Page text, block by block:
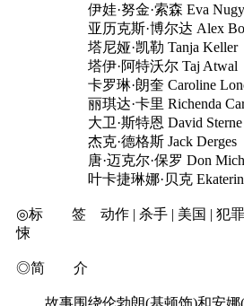
伊娃·努金·索森 Eva
亚历克斯·博尔达 Alex
塔尼娅·凯勒 Tanja Keller
塔伊·阿特沃尔 Taj Atwal
卡罗琳·朗奎 Caroline
丽琪达·卡里 Richenda
大卫·斯特恩 David Sterne
杰克·德格斯 Jack Derges
唐·迈克尔·保罗 Don
叶卡捷琳娜·贝克 Ekaterina
◎标 签 动作 | 杀手 | 美国 | 犯罪 |
悚
◎简 介
故事围绕伦勃朗(基顿饰)和安娜(